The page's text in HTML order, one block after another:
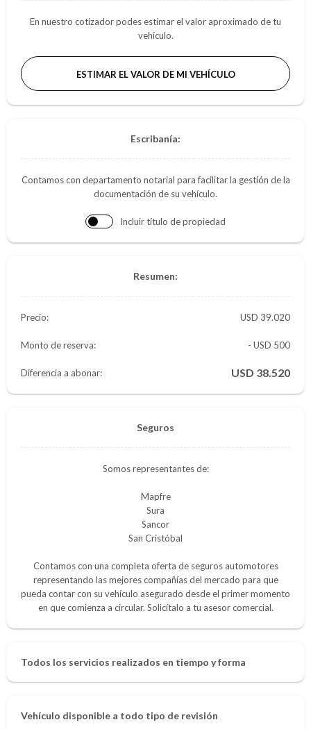
En nuestro cotizador podes estimar el valor aproximado de tu
vehículo.
ESTIMAR EL VALOR DE MI VEHÍCULO
Escribanía:
Contamos con departamento notarial para facilitar la gestión de la
documentación de su vehículo.
Incluir título de propiedad
Resumen:
Precio: 39.020
Monto de reserva: - USD 500
Diferencia a abonar: 38.520
Seguros
Somos representantes de:
Mapfre
Sura
Sancor
San Cristóbal
Contamos con una completa oferta de seguros automotores
representando las mejores compañías del mercado para que
pueda contar con su vehículo asegurado desde el primer momento
en que comienza a circular. Solicítalo a tu asesor comercial.
Todos los servicios realizados en tiempo y forma
Vehículo disponible a todo tipo de revisión